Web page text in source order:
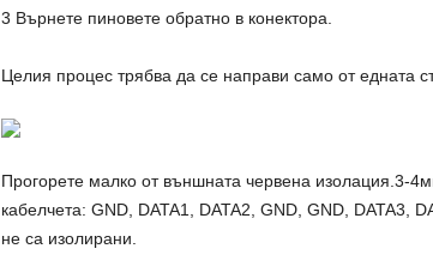
3 Върнете пиновете обратно в конектора.
Целия процес трябва да се направи само от едната
Прогорете малко от външната червена изолация.3-
кабелчета: GND, DATA1, DATA2, GND, GND, DATA3,
не са изолирани.